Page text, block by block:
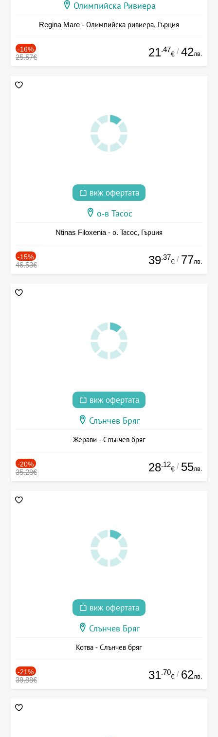
Олимпийска Ривиера
Regina Mare - Олимпийска ривиера, Гърция
-16%
25.57€ 21.47
€ / 42лв.
виж офертата
о-в Тасос
Ntinas Filoxenia - о. Тасос, Гърция
-15%
46.53€ 39.37
€ / 77лв.
виж офертата
Слънчев Бряг
Жерави - Слънчев бряг
-20%
35.28€ 28.12
€ / 55лв.
виж офертата
Слънчев Бряг
Котва - Слънчев бряг
-21%
39.88€ 31.70
€ / 62лв.